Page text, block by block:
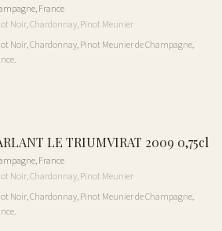
,France
Noir, Chardonnay, Pinot Meunier
Noir, Chardonnay, Pinot Meunier de Champagne,
LE TRIUMVIRAT 2009 0,75cl
,France
Noir, Chardonnay, Pinot Meunier
Noir, Chardonnay, Pinot Meunier de Champagne,